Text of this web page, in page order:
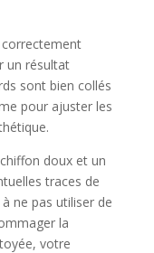
un résultat
sont bien collés
pour ajuster les
doux et un
traces de
ne pas utiliser de
la
votre